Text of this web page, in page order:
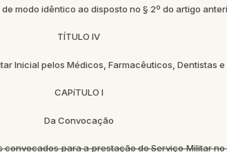
modo idêntico ao disposto no § 2º do artigo
TÍTULO IV
Inicial pelos Médicos, Farmacêuticos, Dentistas
CAPíTULO I
Da Convocação
convocados para a prestação do Serviço Militar